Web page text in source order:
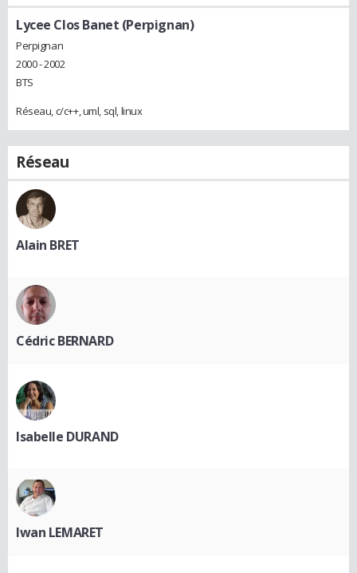
Lycee Clos Banet (Perpignan)
Perpignan
2000 - 2002
BTS
Réseau, c/c++, uml, sql, linux
Réseau
Alain BRET
Cédric BERNARD
Isabelle DURAND
Iwan LEMARET